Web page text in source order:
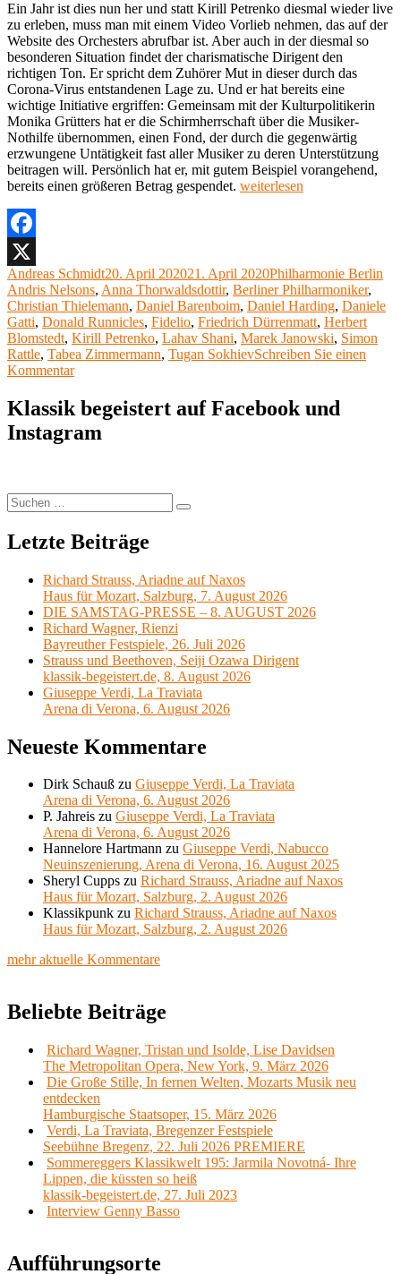
Ein Jahr ist dies nun her und statt Kirill Petrenko diesmal wieder live
zu erleben, muss man mit einem Video Vorlieb nehmen, das auf der
Website des Orchesters abrufbar ist. Aber auch in der diesmal so
besonderen Situation findet der charismatische Dirigent den
richtigen Ton. Er spricht dem Zuhörer Mut in dieser durch das
Corona-Virus entstandenen Lage zu. Und er hat bereits eine
wichtige Initiative ergriffen: Gemeinsam mit der Kulturpolitikerin
Monika Grütters hat er die Schirmherrschaft über die Musiker-
Nothilfe übernommen, einen Fond, der durch die gegenwärtig
erzwungene Untätigkeit fast aller Musiker zu deren Unterstützung
beitragen will. Persönlich hat er, mit gutem Beispiel vorangehend,
bereits einen größeren Betrag gespendet. „Berliner
Saison
2020/21“
weiterlesen
Facebook
X
Autor
Andreas SchmidtVeröffentlicht
am
20. April 202021. April 2020Kategorien
Philharmonie Berlin
Andris Nelsons, Anna Thorwaldsdottir, Berliner Philharmoniker,
Christian Thielemann, Daniel Barenboim, Daniel Harding, Daniele
Gatti, Donald Runnicles, Fidelio, Friedrich Dürrenmatt, Herbert
Blomstedt, Kirill Petrenko, Lahav Shani, Marek Janowski, Simon
Rattle, Tabea Zimmermann, Tugan SokhievSchreiben Sie einen
Kommentarzu
Philharmoniker,
Kirill
Petrenko,
Klassik begeistert auf Facebook und
Instagram
Suchen
nach:
Suchen
Letzte Beiträge
Richard Strauss, Ariadne auf Naxos
Haus für Mozart, Salzburg, 7. August 2026
DIE SAMSTAG-PRESSE – 8. AUGUST 2026
Richard Wagner, Rienzi
Bayreuther Festspiele, 26. Juli 2026
Strauss und Beethoven, Seiji Ozawa Dirigent
klassik-begeistert.de, 8. August 2026
Giuseppe Verdi, La Traviata
Arena di Verona, 6. August 2026
Neueste Kommentare
Dirk Schauß zu Giuseppe Verdi, La Traviata
Arena di Verona, 6. August 2026
P. Jahreis zu Giuseppe Verdi, La Traviata
Arena di Verona, 6. August 2026
Hannelore Hartmann zu Giuseppe Verdi, Nabucco
Neuinszenierung, Arena di Verona, 16. August 2025
Sheryl Cupps zu Richard Strauss, Ariadne auf Naxos
Haus für Mozart, Salzburg, 2. August 2026
Klassikpunk zu Richard Strauss, Ariadne auf Naxos
Haus für Mozart, Salzburg, 2. August 2026
mehr aktuelle Kommentare
Beliebte Beiträge
Richard Wagner, Tristan und Isolde, Lise Davidsen
The Metropolitan Opera, New York, 9. März 2026
Die Große Stille, In fernen Welten, Mozarts Musik neu
entdecken
Hamburgische Staatsoper, 15. März 2026
Verdi, La Traviata, Bregenzer Festspiele
Seebühne Bregenz, 22. Juli 2026 PREMIERE
Sommereggers Klassikwelt 195: Jarmila Novotná- Ihre
Lippen, die küssten so heiß
klassik-begeistert.de, 27. Juli 2023
Interview Genny Basso
Aufführungsorte